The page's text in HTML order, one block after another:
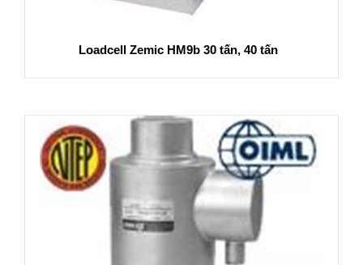
Loadcell Zemic HM9b 30 tấn, 40 tấn